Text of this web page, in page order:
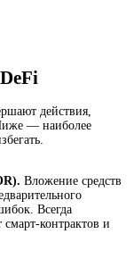
действия,
— наиболее
Вложение средств
Всегда
контрактов и